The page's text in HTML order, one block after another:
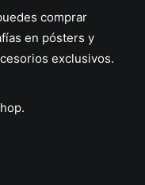
comprar
en pósters y
exclusivos.